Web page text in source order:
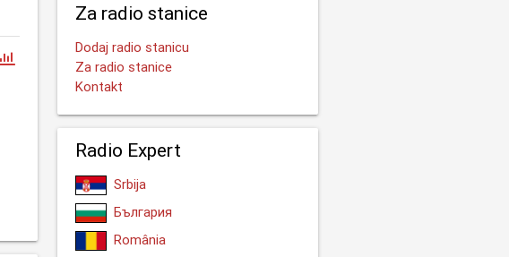
Za radio stanice
Dodaj radio stanicu
Za radio stanice
Kontakt
Radio Expert
Srbija
България
România